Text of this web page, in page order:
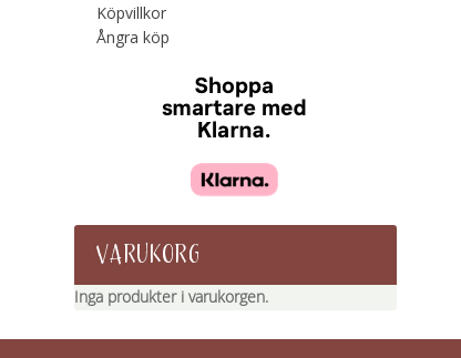
Köpvillkor
Ångra köp
VARUKORG
Inga produkter i varukorgen.